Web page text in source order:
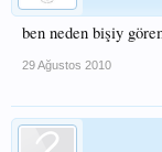
ben neden bişiy
29 Ağustos 2010